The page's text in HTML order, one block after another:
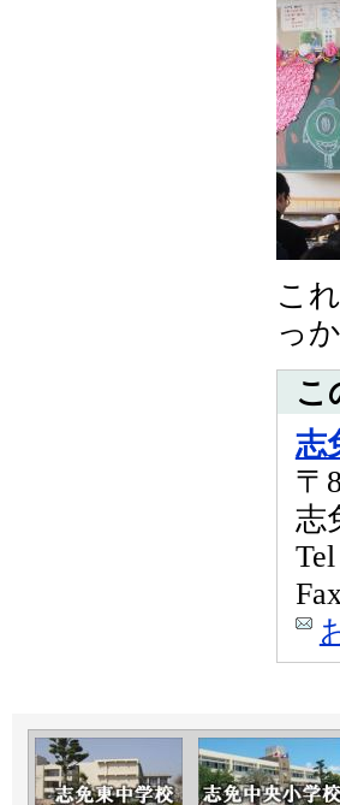
こ
っ
こ
志
〒
志